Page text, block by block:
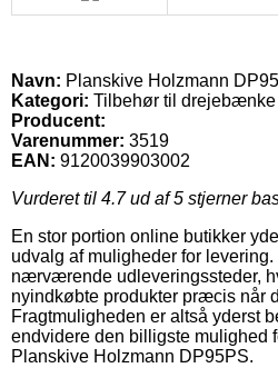
Navn: Planskive Holzmann
Kategori: Tilbehør til drejebænke
Producent:
Varenummer: 3519
EAN: 9120039903002
Vurderet til 4.7ud af 5 stjerner
En stor portion online butikker
udvalg af muligheder for
nærværende udleveringssteder,
nyindkøbte produkter præcis når
Fragtmuligheden er altså yderst
endvidere den billigste mulighed
Planskive Holzmann DP95PS.